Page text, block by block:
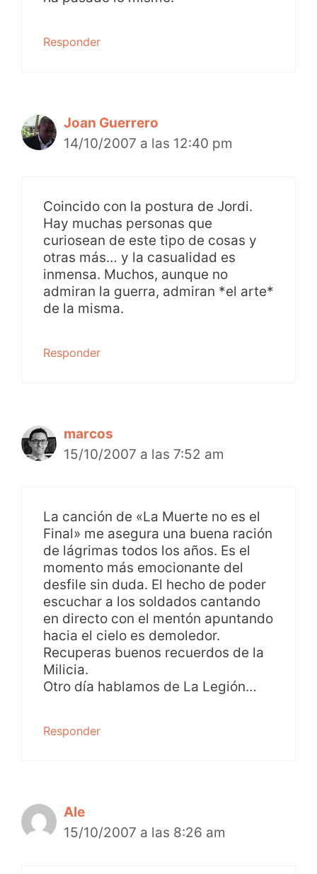
Responder
Joan Guerrero
14/10/2007 a las 12:40 pm
Coincido con la postura de Jordi.
Hay muchas personas que
curiosean de este tipo de cosas y
otras más… y la casualidad es
inmensa. Muchos, aunque no
admiran la guerra, admiran *el arte*
de la misma.
Responder
marcos
15/10/2007 a las 7:52 am
La canción de «La Muerte no es el
Final» me asegura una buena ración
de lágrimas todos los años. Es el
momento más emocionante del
desfile sin duda. El hecho de poder
escuchar a los soldados cantando
en directo con el mentón apuntando
hacia el cielo es demoledor.
Recuperas buenos recuerdos de la
Milicia.
Otro día hablamos de La Legión…
Responder
Ale
15/10/2007 a las 8:26 am